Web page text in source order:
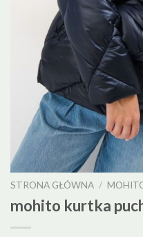
STRONA GŁÓWNA /
mohito kurtka